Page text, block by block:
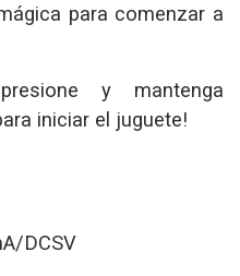
para comenzar a
y mantenga
iniciar el juguete!
DCSV